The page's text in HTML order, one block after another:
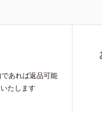
あれば返品可能
たします